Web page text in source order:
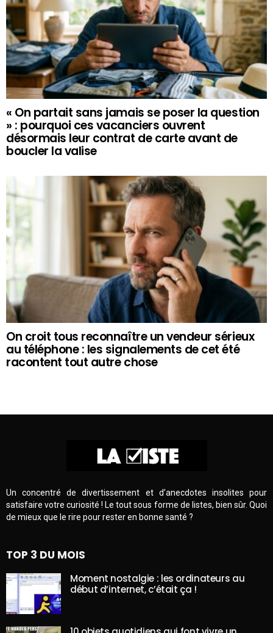
« On partait sans jamais se poser la question
» : pourquoi ces vacanciers ouvrent
désormais leur contrat de carte avant de
boucler la valise
On croit tous reconnaître un vendeur sérieux
au téléphone : les signalements de cet été
racontent tout autre chose
Un concentré de divertissement et d’anecdotes insolites pour
satisfaire votre curiosité ! Le tout sous forme de listes, bien sûr. Quoi
de mieux que le rire pour rester en bonne santé ?
TOP 3 DU MOIS
Moment nostalgie : les ordinateurs au
début d’internet, c’était ça !